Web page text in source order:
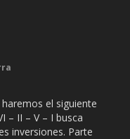
el siguiente
– II – V – I busca
inversiones. Parte